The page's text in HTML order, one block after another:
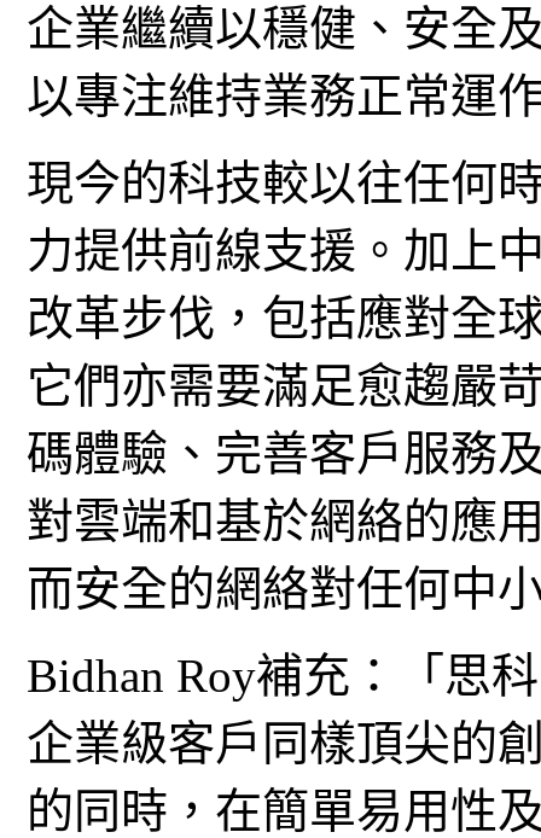
企業繼續以穩健、安全
以專注維持業務正常運
現今的科技較以往任何
力提供前線支援。加上
改革步伐，包括應對全
它們亦需要滿足愈趨嚴
碼體驗、完善客戶服務
對雲端和基於網絡的應
而安全的網絡對任何中
Bidhan Roy補充：「思
企業級客戶同樣頂尖的
的同時，在簡單易用性